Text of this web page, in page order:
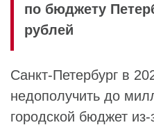
по бюджету
рублей
Санкт-Петербург в
недополучить до
городской бюджет